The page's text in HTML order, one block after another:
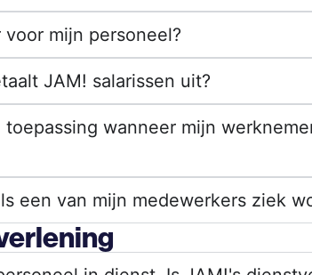
mijn personeel?
JAM! salarissen uit?
toepassing wanneer mijn
een van mijn medewerkers ziek